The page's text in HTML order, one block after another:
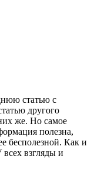
статью с
другого
же. Но самое
полезна,
бесполезной. Как и
взгляды и